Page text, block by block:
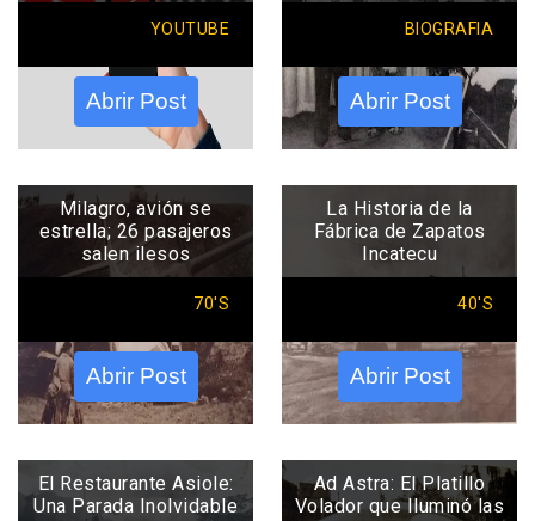
YOUTUBE
Abrir Post
BIOGRAFIA
Abrir Post
Milagro, avión se
estrella; 26 pasajeros
salen ilesos
70'S
Abrir Post
La Historia de la
Fábrica de Zapatos
Incatecu
40'S
Abrir Post
El Restaurante Asiole:
Una Parada Inolvidable
Ad Astra: El Platillo
Volador que Iluminó las